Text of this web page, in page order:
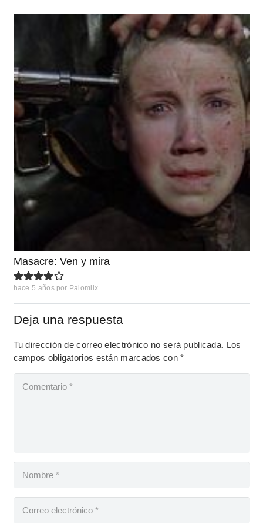
Masacre: Ven y mira
hace 5 años por Palomiix
Deja una respuesta
Tu dirección de correo electrónico no será publicada. Los
campos obligatorios están marcados con*